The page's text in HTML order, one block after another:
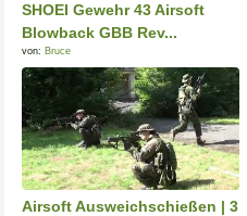
SHOEI Gewehr 43 Airsoft
Blowback GBB Rev...
von: Bruce
Airsoft Ausweichschießen | 3